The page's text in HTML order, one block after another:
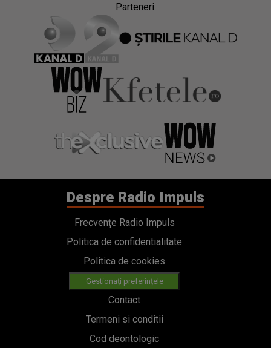
Parteneri:
Despre Radio Impuls
Frecvențe Radio Impuls
Politica de confidentialitate
Politica de cookies
Gestionați preferințele
Contact
Termeni si conditii
Cod deontologic